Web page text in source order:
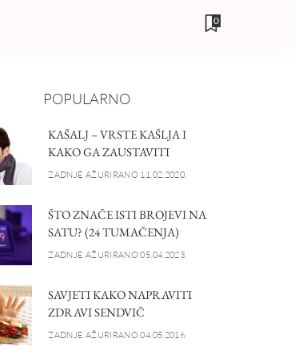
0
POPULARNO
KAŠALJ – VRSTE KAŠLJA I
KAKO GA ZAUSTAVITI
ZADNJE AŽURIRANO 11.02.2020.
ŠTO ZNAČE ISTI BROJEVI NA
SATU? (24 TUMAČENJA)
ZADNJE AŽURIRANO 05.04.2023.
SAVJETI KAKO NAPRAVITI
ZDRAVI SENDVIČ
ZADNJE AŽURIRANO 04.05.2016.